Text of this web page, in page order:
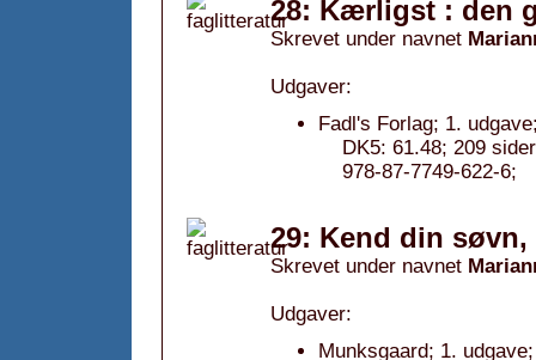
28: Kærligst : den
Skrevet under navnet
Udgaver:
Fadl's Forlag; 1.
DK5: 61.48; 209
978-87-7749-622-6;
29: Kend din søvn,
Skrevet under navnet
Udgaver:
Munksgaard; 1.